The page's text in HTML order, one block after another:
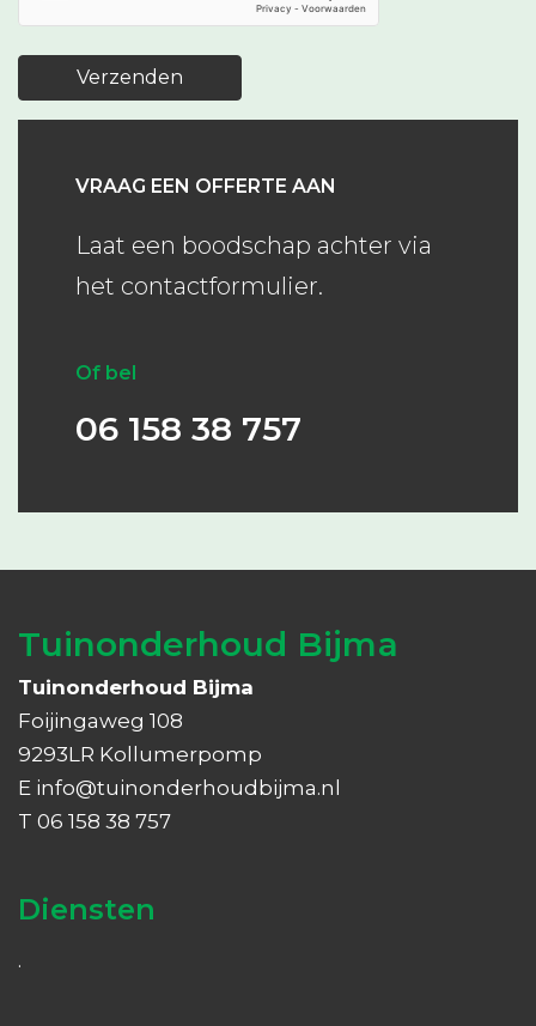
Verzenden
VRAAG EEN OFFERTE AAN
Laat een boodschap achter via
het contactformulier.
Of bel
06 158 38 757
Tuinonderhoud Bijma
Tuinonderhoud Bijma
Foijingaweg 108
9293LR Kollumerpomp
E info@tuinonderhoudbijma.nl
T 06 158 38 757
Diensten
.